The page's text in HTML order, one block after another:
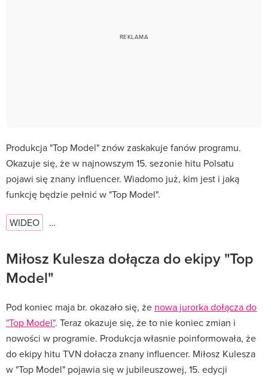
Produkcja "Top Model" znów zaskakuje fanów programu.
Okazuje się, że w najnowszym 15. sezonie hitu Polsatu
pojawi się znany influencer. Wiadomo już, kim jest i jaką
funkcję będzie pełnić w "Top Model".
WIDEO …
Miłosz Kulesza dołącza do ekipy "Top
Model"
Pod koniec maja br. okazało się, że nowa jurorka dołącza do
"Top Model". Teraz okazuje się, że to nie koniec zmian i
nowości w programie. Produkcja własnie poinformowała, że
do ekipy hitu TVN dołacza znany influencer. Miłosz Kulesza
w "Top Model" pojawia się w jubileuszowej, 15. edycji